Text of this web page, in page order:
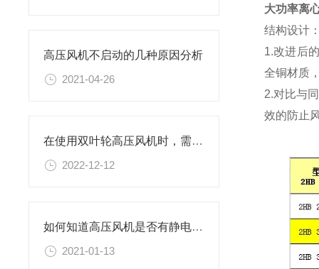
高压风机不启动的几种原因分析
2021-04-26
在使用双叶轮高压风机时，需要注意哪些问题
2022-12-12
如何知道高压风机是否有静电存有？
2021-01-13
大功率离
结构设计
1.改进后
全铜材质
2.对比与
效的防止